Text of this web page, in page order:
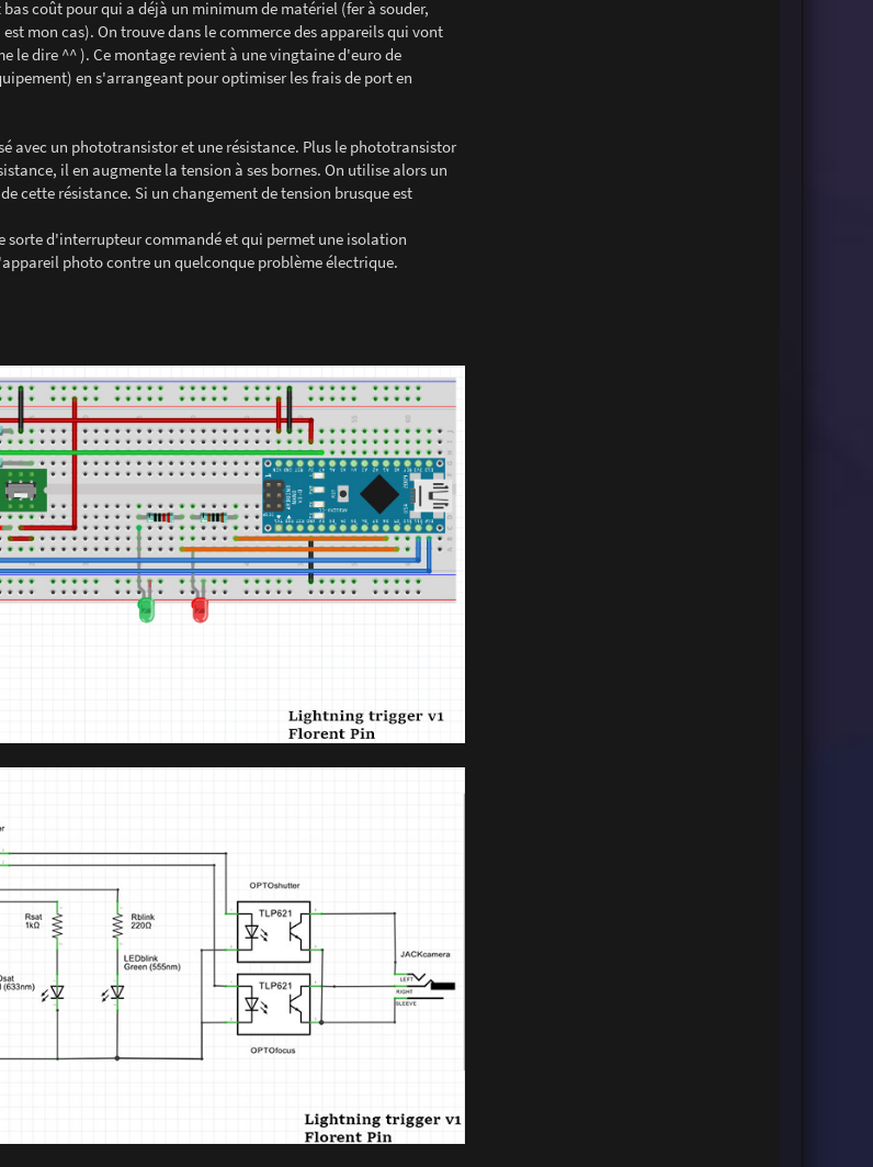
coût pour qui a déjà un minimum de matériel (fer à souder,
mon cas). On trouve dans le commerce des appareils qui vont
le dire ^^ ). Ce montage revient à une vingtaine d'euro de
en s'arrangeant pour optimiser les frais de port en
avec un phototransistor et une résistance. Plus le phototransistor
il en augmente la tension à ses bornes. On utilise alors un
cette résistance. Si un changement de tension brusque est
sorte d'interrupteur commandé et qui permet une isolation
photo contre un quelconque problème électrique.